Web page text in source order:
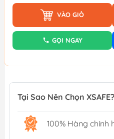
VÀO GIỎ
GỌI NGAY
Tại Sao Nên Chọn XSAFE?
100% Hàng chính